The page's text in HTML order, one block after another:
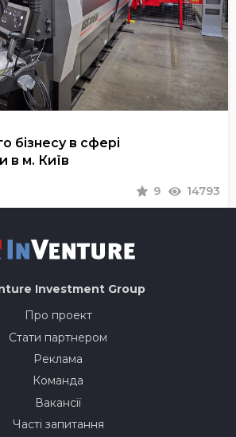
бізнесу в сфері
в м. Київ
9 14793
Investment Group
Про проект
Стати партнером
Реклама
Команда
Вакансії
Часті запитання